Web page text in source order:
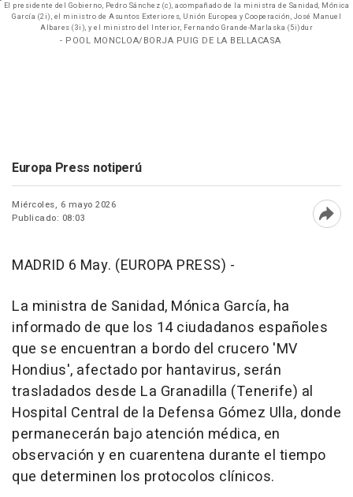
El presidente del Gobierno, Pedro Sánchez (c), acompañado de la ministra de Sanidad, Mónica
García (2i), el ministro de Asuntos Exteriores, Unión Europea y Cooperación, José Manuel
Albares (3i), y el ministro del Interior, Fernando Grande-Marlaska (5i)dur
- POOL MONCLOA/BORJA PUIG DE LA BELLACASA
Europa Press notiperú
Miércoles, 6 mayo 2026
Publicado: 08:03
MADRID 6 May. (EUROPA PRESS) -
La ministra de Sanidad, Mónica García, ha
informado de que los 14 ciudadanos españoles
que se encuentran a bordo del crucero 'MV
Hondius', afectado por hantavirus, serán
trasladados desde La Granadilla (Tenerife) al
Hospital Central de la Defensa Gómez Ulla, donde
permanecerán bajo atención médica, en
observación y en cuarentena durante el tiempo
que determinen los protocolos clínicos.